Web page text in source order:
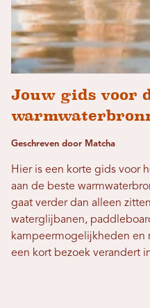
Jouw gids voor
Geschreven door Matcha
Hier is een korte gids voor
aan de beste
gaat verder dan alleen
waterglijbanen,
kampeermogelijkheden en
een kort bezoek verandert